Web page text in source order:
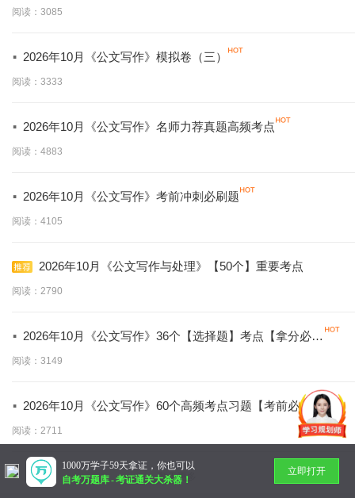
阅读：3085
· 2026年10月《公文写作》模拟卷（三）
阅读：3333
· 2026年10月《公文写作》名师力荐真题高频考点
阅读：4883
· 2026年10月《公文写作》考前冲刺必刷题
阅读：4105
2026年10月《公文写作与处理》【50个】重要考点
阅读：2790
· 2026年10月《公文写作》36个【选择题】考点【拿分必
学】
阅读：3149
· 2026年10月《公文写作》60个高频考点习题【考前必做】
阅读：2711
暂无更多
1000万学子59天拿证，你也可以
自考万题库-考证通关大杀器！
立即打开